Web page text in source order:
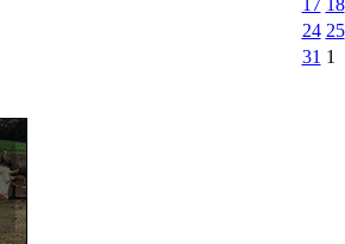
17 18
24 25
31 1